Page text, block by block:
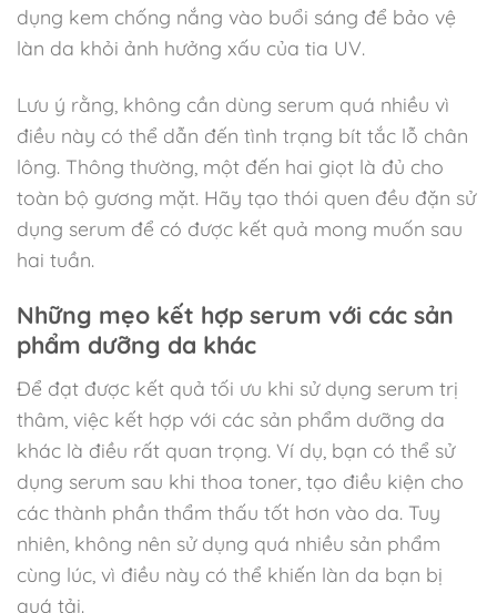
dụng kem chống nắng vào buổi sáng để bảo vệ
làn da khỏi ảnh hưởng xấu của tia UV.
Lưu ý rằng, không cần dùng serum quá nhiều vì
điều này có thể dẫn đến tình trạng bít tắc lỗ chân
lông. Thông thường, một đến hai giọt là đủ cho
toàn bộ gương mặt. Hãy tạo thói quen đều đặn sử
dụng serum để có được kết quả mong muốn sau
hai tuần.
Những mẹo kết hợp serum với các sản
phẩm dưỡng da khác
Để đạt được kết quả tối ưu khi sử dụng serum trị
thâm, việc kết hợp với các sản phẩm dưỡng da
khác là điều rất quan trọng. Ví dụ, bạn có thể sử
dụng serum sau khi thoa toner, tạo điều kiện cho
các thành phần thẩm thấu tốt hơn vào da. Tuy
nhiên, không nên sử dụng quá nhiều sản phẩm
cùng lúc, vì điều này có thể khiến làn da bạn bị
quá tải.